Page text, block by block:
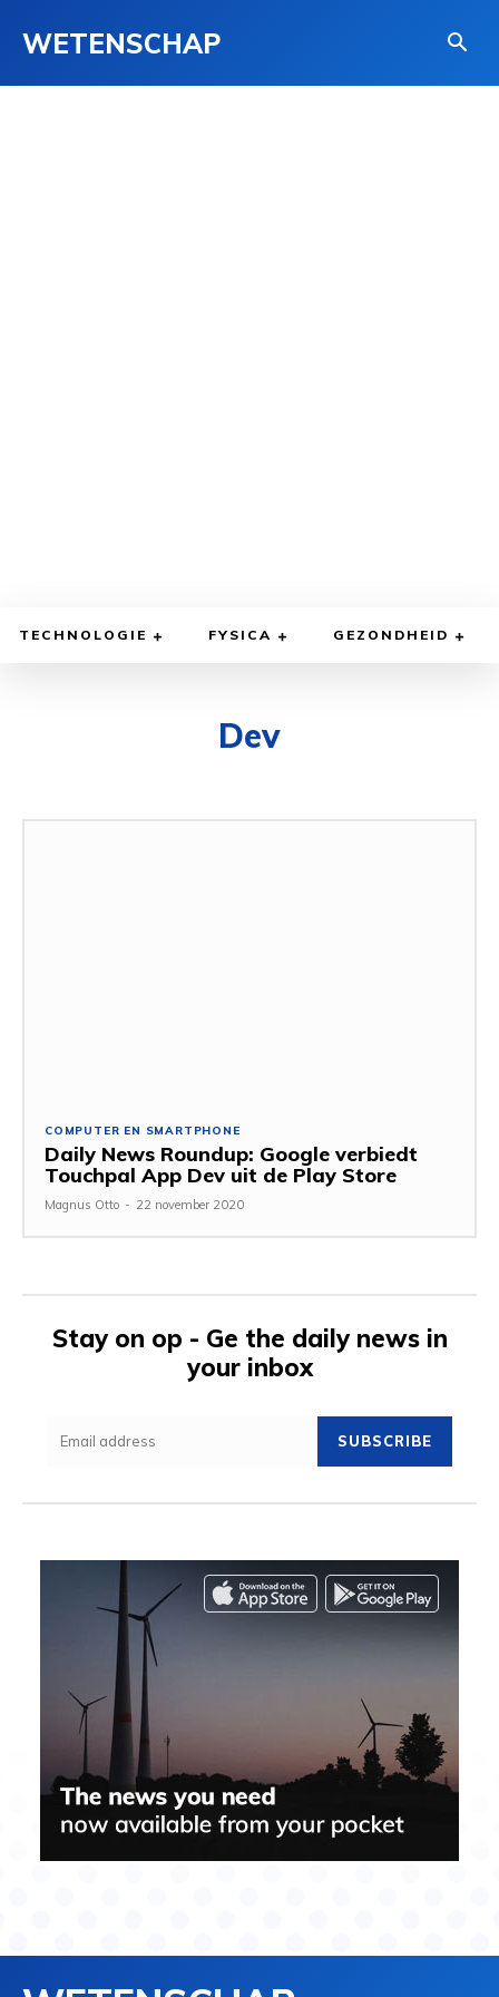
WETENSCHAP
TECHNOLOGIE FYSICA GEZONDHEID
Dev
COMPUTER EN SMARTPHONE
Daily News Roundup: Google verbiedt
Touchpal App Dev uit de Play Store
Magnus Otto - 22 november 2020
Stay on op - Ge the daily news in
your inbox
SUBSCRIBE